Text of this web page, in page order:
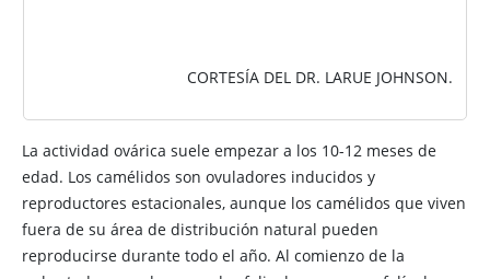
CORTESÍA DEL DR. LARUE JOHNSON.
La actividad ovárica suele empezar a los 10-12 meses de
edad. Los camélidos son ovuladores inducidos y
reproductores estacionales, aunque los camélidos que viven
fuera de su área de distribución natural pueden
reproducirse durante todo el año. Al comienzo de la